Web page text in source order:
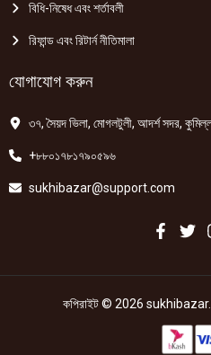
বিধি-নিষেধ এবং শর্তাবলী
রিফান্ড এবং রিটার্ন নীতিমালা
যোগাযোগ করুন
৩৭, সৈয়দ ভিলা, মোগলটুলী, আদর্শ সদর,
+৮৮০১৭৮১৭৯০৫৯৬
sukhibazar@support.com
কপিরাইট © 2026